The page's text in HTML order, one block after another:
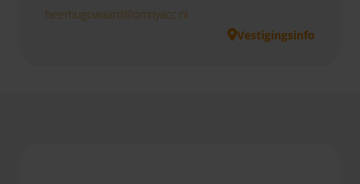
heerhugowaard@omnyacc.nl
Vestigingsinfo